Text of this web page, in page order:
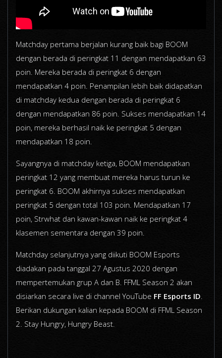
Matchday pertama berjalan kurang baik bagi BOOM
dengan berada di peringkat 11 dengan mendapatkan 63
poin. Mereka berada di peringkat 6 dengan
mendapatkan 4 poin. Penampilan lebih baik didapatkan
di matchday kedua dengan berada di peringkat 6
dengan mendapatkan 86 poin. Sukses mendapatkan 14
poin, mereka berhasil naik ke peringkat 5 dengan
mendapatkan 18 poin.
Sayangnya di matchday ketiga, BOOM mendapatkan
peringkat 12 yang membuat mereka harus turun ke
peringkat 6. BOOM akhirnya sukses mendapatkan
peringkat 5 dengan total 103 poin. Mendapatkan 17
poin, Strwhat dan kawan-kawan naik ke peringkat 4
klasemen sementara dengan 39 poin.
Matchday selanjutnya yang diikuti BOOM Esports
diadakan pada tanggal 27 Agustus 2020 dengan
mempertemukan grup A dan B. FFML Season 2 akan
disiarkan secara live di channel YouTube FF Esports ID.
Berikan dukungan kalian kepada BOOM di FFML Season
2. Stay Hungry, Hungry Beast.